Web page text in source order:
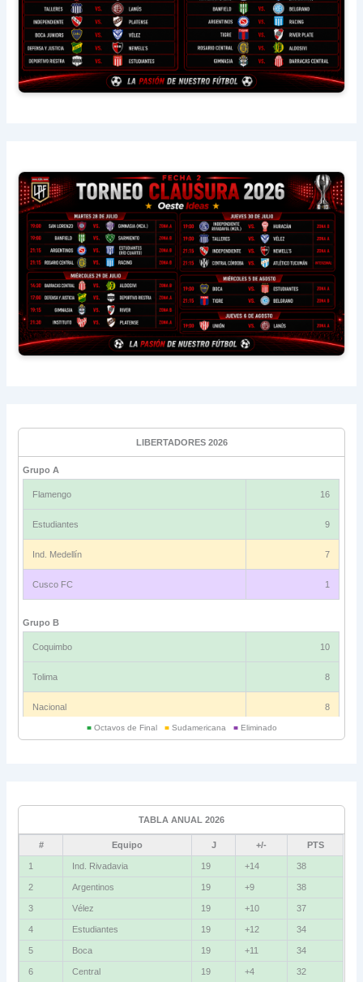
LIBERTADORES 2026
Grupo A
Flamengo 16
Estudiantes 9
Ind. Medellín 7
Cusco FC 1
Grupo B
Coquimbo 10
Tolima 8
Nacional 8
Bolívar 5
La Guaira
Grupo D
U. Católica
■Octavos de Final ■Sudamericana ■Eliminado
TABLA ANUAL 2026
# Equipo J +/- PTS
1 Ind. Rivadavia 19 +14 38
2 Argentinos 19 +9 38
3 Vélez 19 +10 37
4 Estudiantes 19 +12 34
5 Boca 19 +11 34
6 Central 19 +4 32